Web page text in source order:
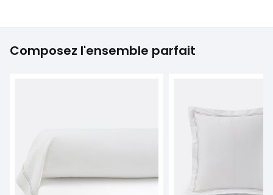
Composez l'ensemble parfait